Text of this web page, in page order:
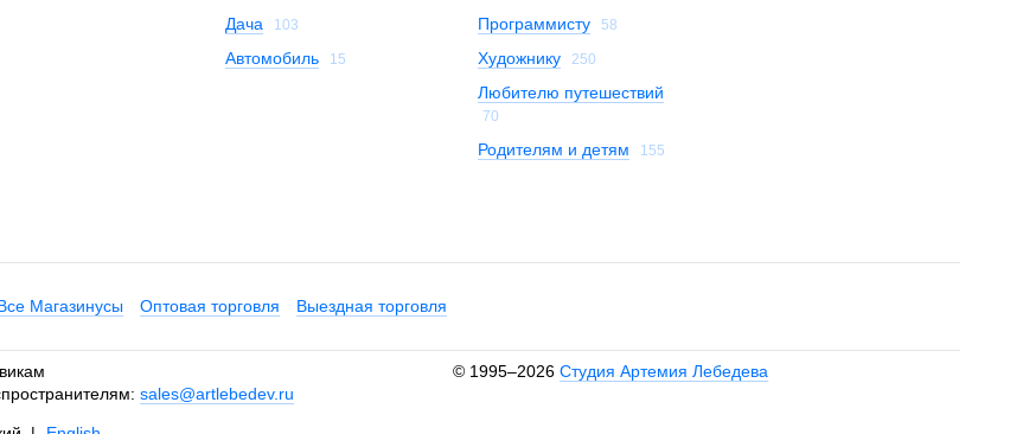
Дача 103
Автомобиль 15
Программисту 58
Художнику 250
Любителю путешествий
70
Родителям и детям 155
Магазинусы Оптовая торговля Выездная торговля
sales@artlebedev.ru
© 1995–2026 Студия Артемия Лебедева